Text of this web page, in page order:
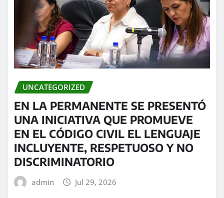
UNCATEGORIZED
EN LA PERMANENTE SE PRESENTÓ
UNA INICIATIVA QUE PROMUEVE
EN EL CÓDIGO CIVIL EL LENGUAJE
INCLUYENTE, RESPETUOSO Y NO
DISCRIMINATORIO
admin Jul 29, 2026